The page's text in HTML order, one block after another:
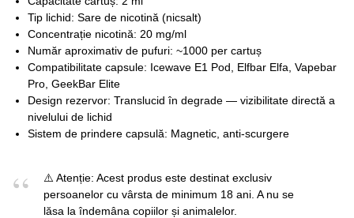
Tip lichid: Sare de nicotină (nicsalt)
Concentrație nicotină: 20 mg/ml
Număr aproximativ de pufuri: ~1000 per cartuș
Compatibilitate capsule: Icewave E1 Pod, Elfbar Elfa, Vapebar
Pro, GeekBar Elite
Design rezervor: Translucid în degrade — vizibilitate directă a
nivelului de lichid
Sistem de prindere capsulă: Magnetic, anti-scurgere
⚠️ Atenție: Acest produs este destinat exclusiv
persoanelor cu vârsta de minimum 18 ani. A nu se
lăsa la îndemâna copiilor și animalelor.